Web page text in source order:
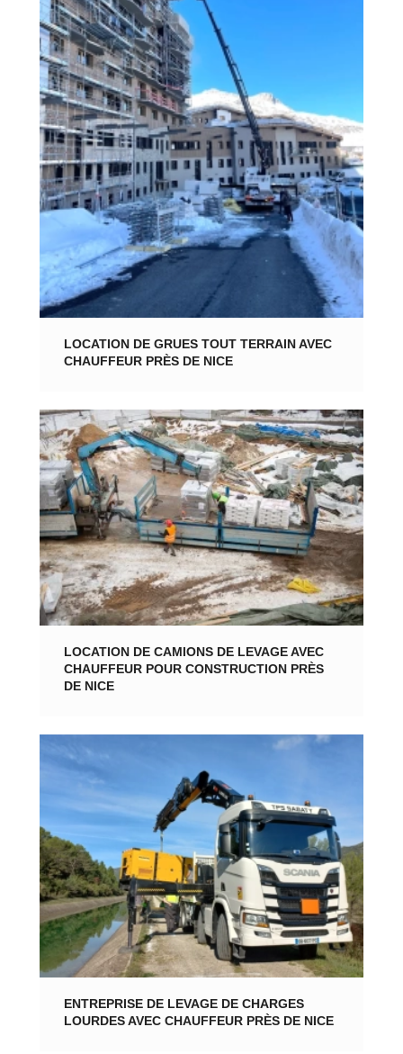
LOCATION DE GRUES TOUT TERRAIN AVEC
CHAUFFEUR PRÈS DE NICE
LOCATION DE CAMIONS DE LEVAGE AVEC
CHAUFFEUR POUR CONSTRUCTION PRÈS
DE NICE
ENTREPRISE DE LEVAGE DE CHARGES
LOURDES AVEC CHAUFFEUR PRÈS DE NICE